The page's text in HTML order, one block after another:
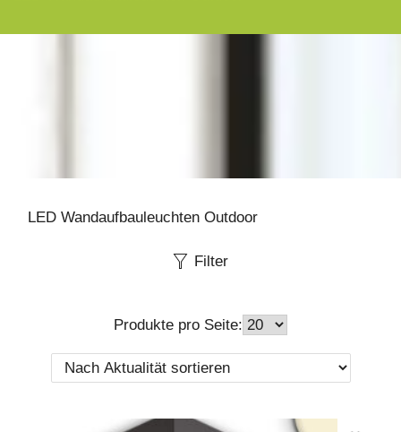
LED Wandaufbauleuchten Outdoor
Filter
Produkte pro Seite: